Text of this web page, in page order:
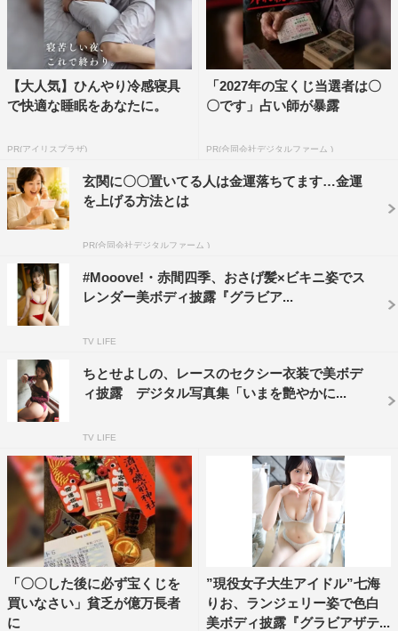
【大人気】ひんやり冷感寝具
で快適な睡眠をあなたに。
PR(アイリスプラザ)
「2027年の宝くじ当選者は〇
〇です」占い師が暴露
PR(合同会社デジタルファーム )
玄関に〇〇置いてる人は金運落ちてます…金運
を上げる方法とは
PR(合同会社デジタルファーム )
#Mooove!・赤間四季、おさげ髪×ビキニ姿でス
レンダー美ボディ披露『グラビア...
TV LIFE
ちとせよしの、レースのセクシー衣装で美ボデ
ィ披露 デジタル写真集「いまを艶やかに...
TV LIFE
「〇〇した後に必ず宝くじを
買いなさい」貧乏が億万長者
に
”現役女子大生アイドル”七海
りお、ランジェリー姿で色白
美ボディ披露『グラビアザテ...